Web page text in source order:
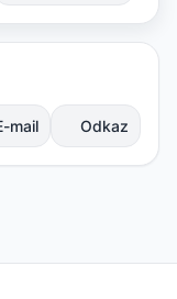
mail Odkaz